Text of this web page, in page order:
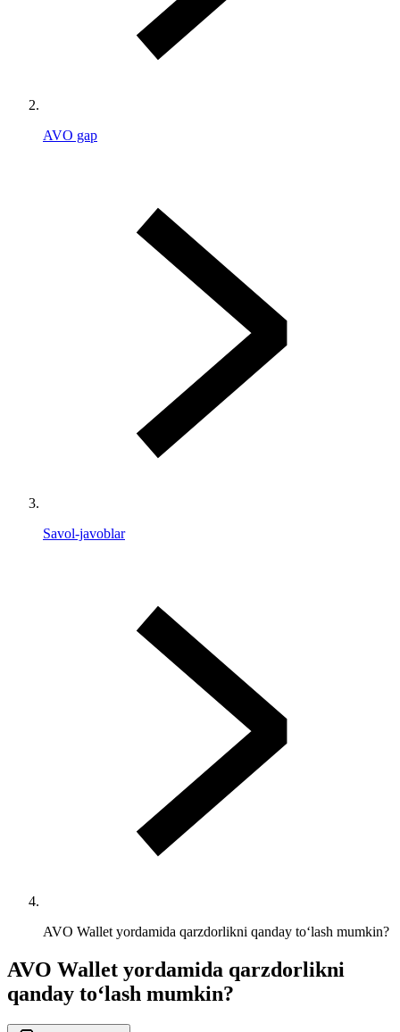
AVO gap
Savol-javoblar
AVO Wallet yordamida qarzdorlikni qanday to‘lash mumkin?
AVO Wallet yordamida qarzdorlikni
qanday to‘lash mumkin?